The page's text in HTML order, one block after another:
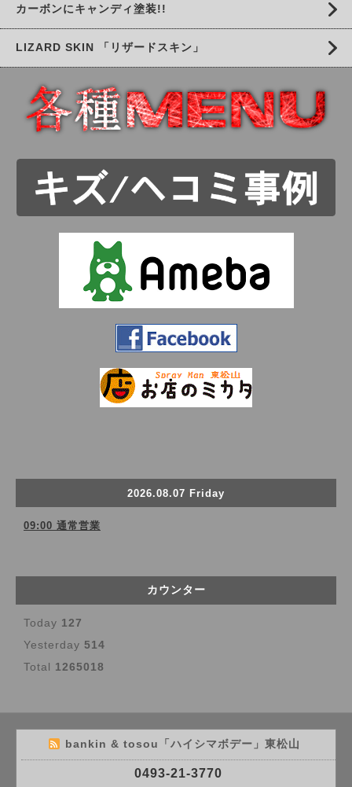
カーボンにキャンディ塗装!!
LIZARD SKIN 「リザードスキン」
2026.08.07 Friday
09:00 通常営業
カウンター
Today 127
Yesterday 514
Total 1265018
bankin & tosou「ハイシマボデー」東松山
0493-21-3770